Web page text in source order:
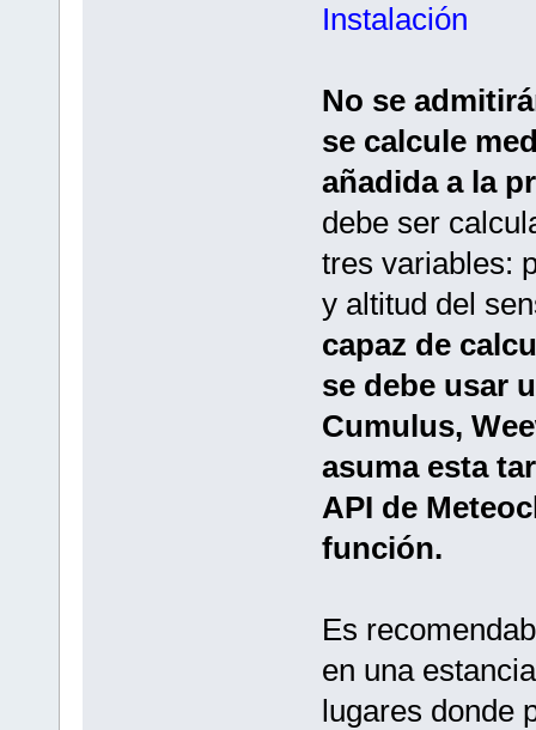
Instalación
No se
se calcule
añadida a la
debe ser
tres variables:
y altitud del
capaz de
se debe usar
Cumulus,
asuma esta
API de
función.
Es
en una
lugares donde